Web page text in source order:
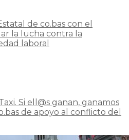
de co.bas con el
la lucha contra la
laboral
Si ell@s ganan, ganamos
de apoyo al conflicto del